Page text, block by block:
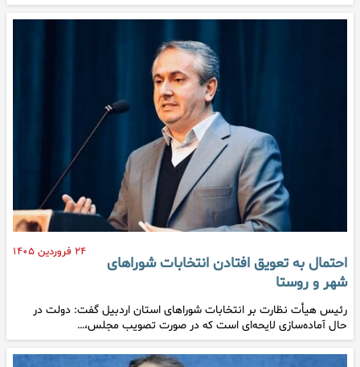
۲۴ فروردین ۱۴۰۵
احتمال به تعویق افتادن انتخابات شوراهای
شهر و روستا
رئیس هیأت نظارت بر انتخابات شوراهای استان اردبیل گفت: دولت در
حال آماده‌سازی لایحه‌ای است که در صورت تصویب مجلس،…